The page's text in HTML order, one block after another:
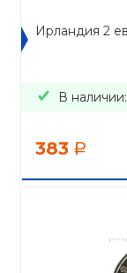
Ирландия 2
В наличии:
383 a